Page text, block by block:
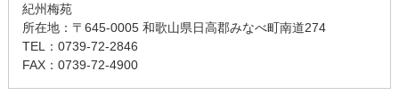
紀州梅苑
所在地：〒645-0005 和歌山県日高郡みなべ町南道274
TEL：0739-72-2846
FAX：0739-72-4900